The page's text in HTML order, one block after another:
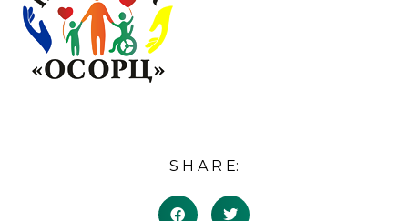
S H A R E: